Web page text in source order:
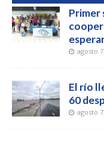
Primer
agosto
El río
60
agosto